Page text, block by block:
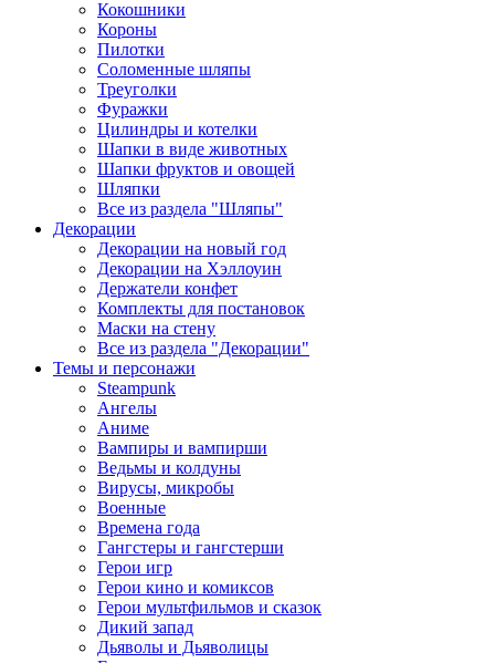
Кокошники
Короны
Пилотки
Соломенные шляпы
Треуголки
Фуражки
Цилиндры и котелки
Шапки в виде животных
Шапки фруктов и овощей
Шляпки
Все из раздела "Шляпы"
Декорации
Декорации на новый год
Декорации на Хэллоуин
Держатели конфет
Комплекты для постановок
Маски на стену
Все из раздела "Декорации"
Темы и персонажи
Steampunk
Ангелы
Аниме
Вампиры и вампирши
Ведьмы и колдуны
Вирусы, микробы
Военные
Времена года
Гангстеры и гангстерши
Герои игр
Герои кино и комиксов
Герои мультфильмов и сказок
Дикий запад
Дьяволы и Дьяволицы